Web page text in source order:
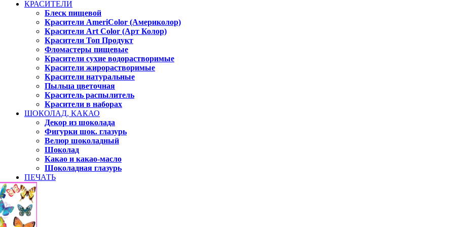
КРАСИТЕЛИ
Блеск пищевой
Красители AmeriColor (Америколор)
Красители Art Color (Арт Колор)
Красители Топ Продукт
Фломастеры пищевые
Красители сухие водорастворимые
Красители жирорастворимые
Красители натуральные
Пыльца цветочная
Краситель распылитель
Красители в наборах
ШОКОЛАД, КАКАО
Декор из шоколада
Фигурки шок. глазурь
Велюр шоколадный
Шоколад
Какао и какао-масло
Шоколадная глазурь
ПЕЧАТЬ